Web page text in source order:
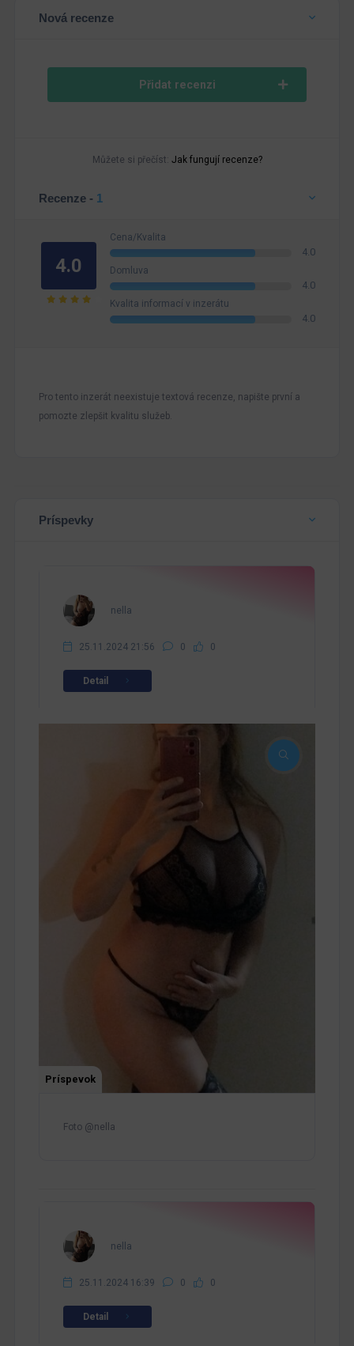
Nová recenze
Přidat recenzi
Můžete si přečíst: Jak fungují recenze?
Recenze - 1
4.0
Cena/Kvalita
4.0
Domluva
4.0
Kvalita informací v inzerátu
4.0
Pro tento inzerát neexistuje textová recenze, napište první a
pomozte zlepšit kvalitu služeb.
Príspevky
nella
25.11.2024 21:56 0 0
Detail
Príspevok
Foto @nella
nella
25.11.2024 16:39 0 0
Detail